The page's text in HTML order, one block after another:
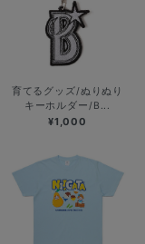
育てるグッズ/ぬりぬり
キーホルダー/B...
¥1,000